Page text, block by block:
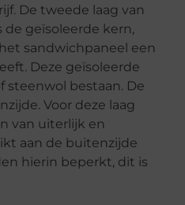
De tweede laag van
de geïsoleerde kern,
sandwichpaneel een
Deze geïsoleerde
steenwol bestaan. De
Voor deze laag
van uiterlijk en
aan de buitenzijde
hierin beperkt, dit is